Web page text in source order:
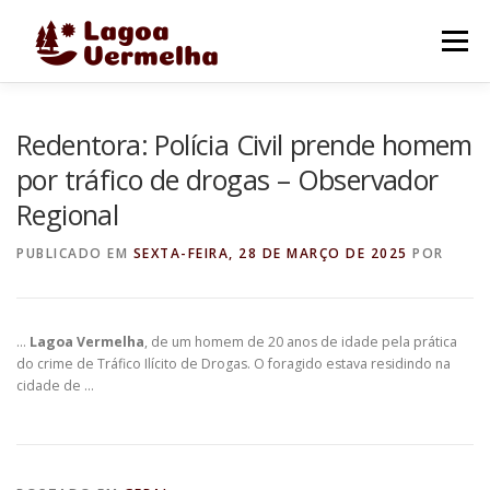
Menu
FALE CONOSCO
Redentora: Polícia Civil prende homem
por tráfico de drogas – Observador
Regional
PUBLICADO EM SEXTA-FEIRA, 28 DE MARÇO DE 2025 POR
… Lagoa Vermelha, de um homem de 20 anos de idade pela prática
do crime de Tráfico Ilícito de Drogas. O foragido estava residindo na
cidade de …